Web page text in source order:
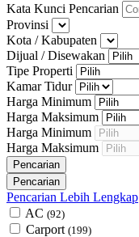
Kata Kunci Pencarian
Provinsi
Kota / Kabupaten
Dijual / Disewakan
Tipe Properti
Kamar Tidur
Harga Minimum
Harga Maksimum
Harga Minimum
Harga Maksimum
Pencarian Lebih Lengkap
AC (92)
Carport (199)